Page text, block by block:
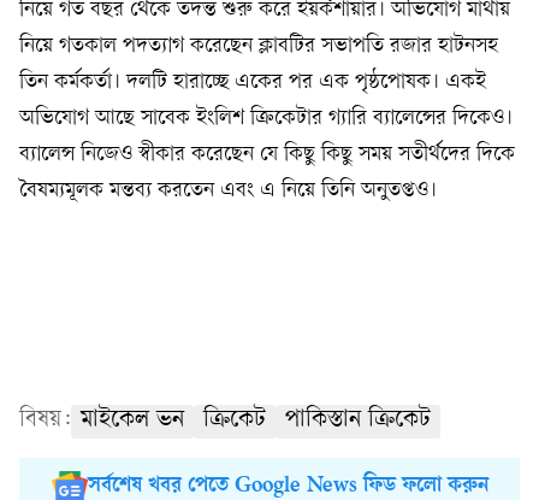
নিয়ে গত বছর থেকে তদন্ত শুরু করে ইয়র্কশায়ার। অভিযোগ মাথায়
নিয়ে গতকাল পদত্যাগ করেছেন ক্লাবটির সভাপতি রজার হাটনসহ
তিন কর্মকর্তা। দলটি হারাচ্ছে একের পর এক পৃষ্ঠপোষক। একই
অভিযোগ আছে সাবেক ইংলিশ ক্রিকেটার গ্যারি ব্যালেন্সের দিকেও।
ব্যালেন্স নিজেও স্বীকার করেছেন যে কিছু কিছু সময় সতীর্থদের দিকে
বৈষম্যমূলক মন্তব্য করতেন এবং এ নিয়ে তিনি অনুতপ্তও।
বিষয়: মাইকেল ভন ক্রিকেট পাকিস্তান ক্রিকেট
সর্বশেষ খবর পেতে Google News ফিড ফলো করুন